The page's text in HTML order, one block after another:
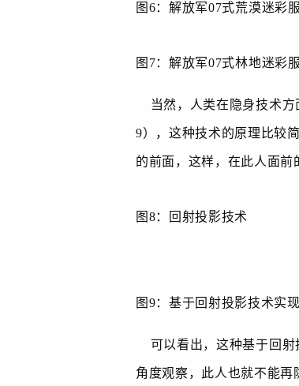
图 6：解放军07式荒漠迷彩服
图 7：解放军07式林地迷彩服
当然，人类在隐身技术方
9），这种技术的原理比较
的前面，这样，在此人面
图 8：回射投影技术
图 9：基于回射投影技术实
可以看出，这种基于回射
角度观察，此人也就不能